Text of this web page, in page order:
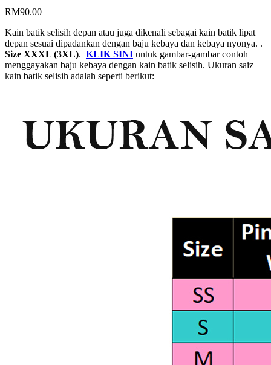
RM90.00
Kain batik selisih depan atau juga dikenali sebagai kain batik lipat
depan sesuai dipadankan dengan baju kebaya dan kebaya nyonya. .
Size XXXL (3XL). KLIK SINI untuk gambar-gambar contoh
menggayakan baju kebaya dengan kain batik selisih. Ukuran saiz
kain batik selisih adalah seperti berikut: